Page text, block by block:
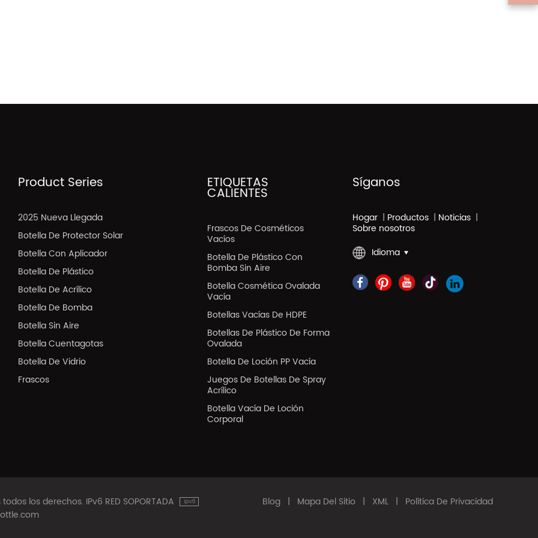
Product Series
2025 Nueva Llegada
Botella De Protector Solar
Botella Con Aplicador
Botella De Plástico
Botella De Acrílico
Botella De Bomba
Botella Sin Aire
Botella Cuentagotas
Botella De Vidrio
Frascos
ETIQUETAS
CALIENTES
Frascos De Cosméticos
Vacíos
Botella De Plástico Con
Bomba Sin Aire
Botella Cosmética Ovalada
Vacía
Botellas Vacías De HDPE
Botellas De Plástico De Forma
Ovalada
Botella De Loción PP Vacía
Juegos De Botellas De Spray
Acrílico
Botella Vacía De Loción
Corporal
Síganos
Hogar | Productos | Noticias |
Sobre nosotros
Idioma
los derechos. IPv6 RED SOPORTADA Blog | Mapa Del Sitio | XML |
Política De Privacidad